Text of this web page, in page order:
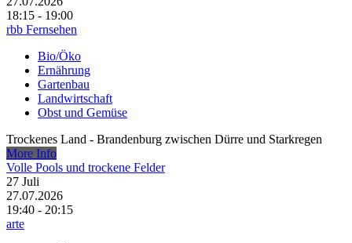
18:15 - 19:00
rbb Fernsehen
Bio/Öko
Ernährung
Gartenbau
Landwirtschaft
Obst und Gemüse
Trockenes Land - Brandenburg zwischen Dürre und Starkregen
More Info
Volle Pools und trockene Felder
27 Juli
27.07.2026
19:40 - 20:15
arte